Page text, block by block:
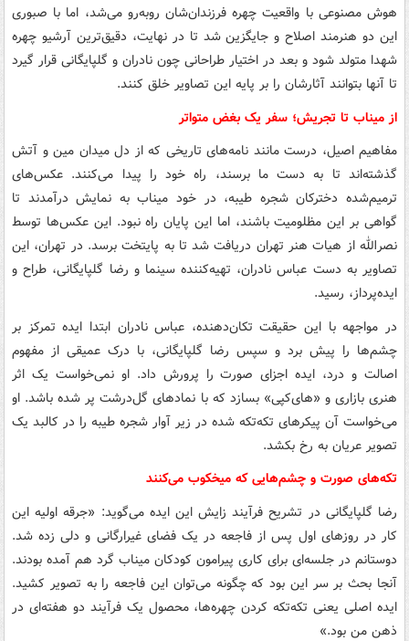
هوش مصنوعی با واقعیت چهره فرزندان‌شان روبه‌رو می‌شد، اما با صبوری
این دو هنرمند اصلاح و جایگزین شد تا در نهایت، دقیق‌ترین آرشیو چهره
شهدا متولد شود و بعد در اختیار طراحانی چون نادران و گلپایگانی قرار گیرد
تا آنها بتوانند آثارشان را بر پایه این تصاویر خلق کنند.
از میناب تا تجریش؛ سفر یک بغض متواتر
مفاهیم اصیل، درست مانند نامه‌های تاریخی که از دل میدان مین و آتش
گذشته‌اند تا به دست ما برسند، راه خود را پیدا می‌کنند. عکس‌های
ترمیم‌شده دخترکان شجره طیبه، در خود میناب به نمایش درآمدند تا
گواهی بر این مظلومیت باشند، اما این پایان راه نبود. این عکس‌ها توسط
نصرالله از هیات هنر تهران دریافت شد تا به پایتخت برسد. در تهران، این
تصاویر به دست عباس نادران، تهیه‌کننده سینما و رضا گلپایگانی، طراح و
ایده‌پرداز، رسید.
در مواجهه با این حقیقت تکان‌دهنده، عباس نادران ابتدا ایده تمرکز بر
چشم‌ها را پیش برد و سپس رضا گلپایگانی، با درک عمیقی از مفهوم
اصالت و درد، ایده اجزای صورت را پرورش داد. او نمی‌خواست یک اثر
هنری بازاری و «های‌کپی» بسازد که با نمادهای گل‌درشت پر شده باشد. او
می‌خواست آن پیکرهای تکه‌تکه شده در زیر آوار شجره طیبه را در کالبد یک
تصویر عریان به رخ بکشد.
تکه‌های صورت و چشم‌هایی که میخکوب می‌کنند
رضا گلپایگانی در تشریح فرآیند زایش این ایده می‌گوید: «جرقه اولیه این
کار در روزهای اول پس از فاجعه در یک فضای غیرارگانی و دلی زده شد.
دوستانم در جلسه‌ای برای کاری پیرامون کودکان میناب گرد هم آمده بودند.
آنجا بحث بر سر این بود که چگونه می‌توان این فاجعه را به تصویر کشید.
ایده اصلی یعنی تکه‌تکه کردن چهره‌ها، محصول یک فرآیند دو هفته‌ای در
ذهن من بود.»